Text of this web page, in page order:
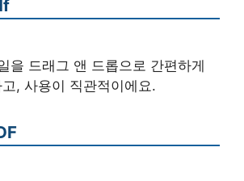
을 드래그 앤 드롭으로 간편하게
, 사용이 직관적이에요.